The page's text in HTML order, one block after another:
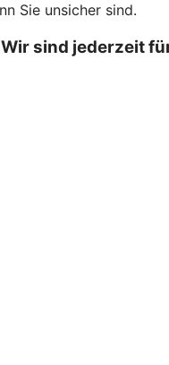
Sie unsicher sind.
sind jederzeit